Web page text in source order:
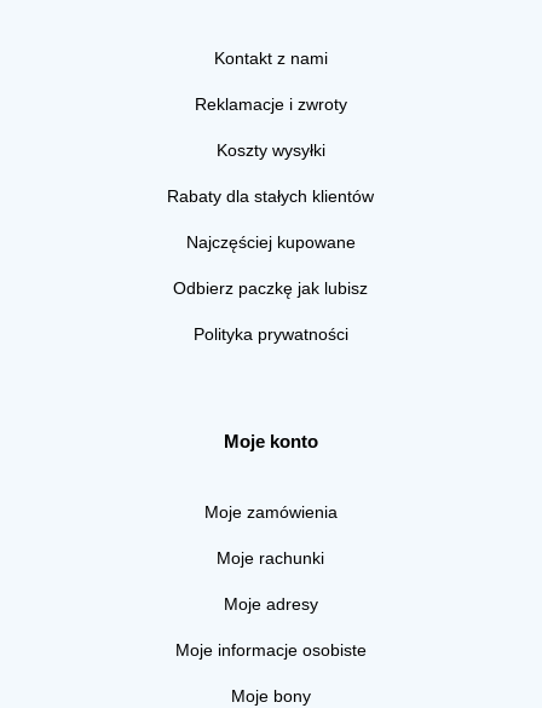
Kontakt z nami
Reklamacje i zwroty
Koszty wysyłki
Rabaty dla stałych klientów
Najczęściej kupowane
Odbierz paczkę jak lubisz
Polityka prywatności
Moje konto
Moje zamówienia
Moje rachunki
Moje adresy
Moje informacje osobiste
Moje bony